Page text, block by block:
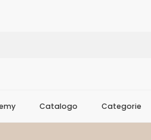
Catalogo Categorie